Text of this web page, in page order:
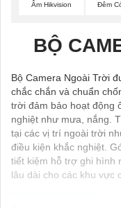
Âm Hikvision
Đêm
BỘ
Bộ Camera Ngoài Trời
chắc chắn và chuẩn
trời đảm bảo hoạt động
nghiệt như mưa, nắng.
tại các vị trí ngoài trời
điều kiện khắc nghiệt.
tiết kiệm hỗ trợ ghi hình
lâu dài cho các khu vực